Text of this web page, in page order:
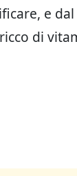
e
di